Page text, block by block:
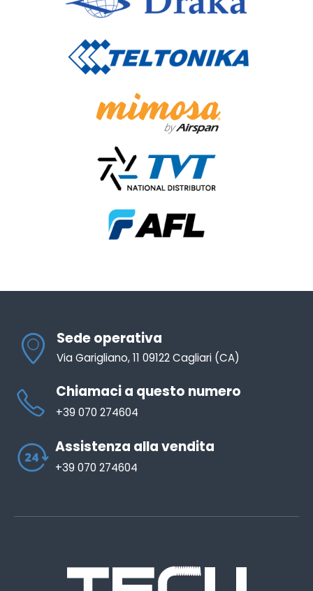
Sede operativa
Via Garigliano, 11 09122 Cagliari (CA)
Chiamaci a questo numero
+39 070 274604
Assistenza alla vendita
+39 070 274604